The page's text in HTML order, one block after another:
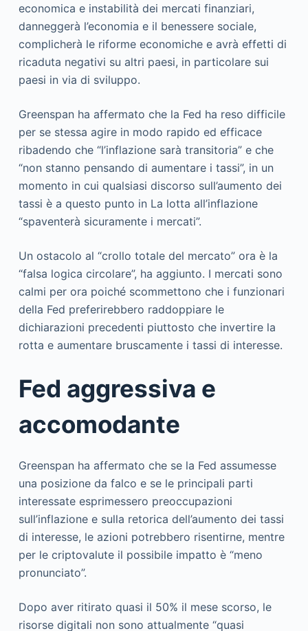
economica e instabilità dei mercati finanziari,
danneggerà l’economia e il benessere sociale,
complicherà le riforme economiche e avrà effetti di
ricaduta negativi su altri paesi, in particolare sui
paesi in via di sviluppo.
Greenspan ha affermato che la Fed ha reso difficile
per se stessa agire in modo rapido ed efficace
ribadendo che “l’inflazione sarà transitoria” e che
“non stanno pensando di aumentare i tassi”, in un
momento in cui qualsiasi discorso sull’aumento dei
tassi è a questo punto in La lotta all’inflazione
“spaventerà sicuramente i mercati”.
Un ostacolo al “crollo totale del mercato” ora è la
“falsa logica circolare”, ha aggiunto. I mercati sono
calmi per ora poiché scommettono che i funzionari
della Fed preferirebbero raddoppiare le
dichiarazioni precedenti piuttosto che invertire la
rotta e aumentare bruscamente i tassi di interesse.
Fed aggressiva e
accomodante
Greenspan ha affermato che se la Fed assumesse
una posizione da falco e se le principali parti
interessate esprimessero preoccupazioni
sull’inflazione e sulla retorica dell’aumento dei tassi
di interesse, le azioni potrebbero risentirne, mentre
per le criptovalute il possibile impatto è “meno
pronunciato”.
Dopo aver ritirato quasi il 50% il mese scorso, le
risorse digitali non sono attualmente “quasi